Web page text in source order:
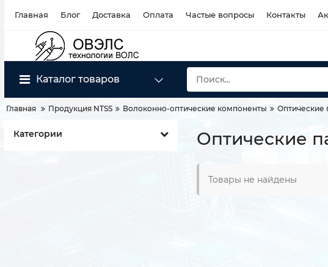
Главная Блог Доставка Оплата Частые вопросы Контакты
Каталог товаров
Главная Продукция NTSS Волоконно-оптические компоненты Оптические
Категории Оптические
Товары не найдены